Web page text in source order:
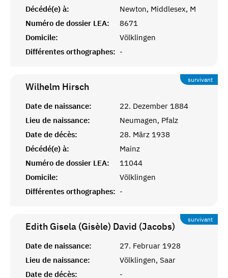
Décédé(e) à:
Newton, Middlesex, M
Numéro de dossier LEA:
8671
Domicile:
Völklingen
Différentes orthographes: -
survivant
Wilhelm Hirsch
Date de naissance:
22. Dezember 1884
Lieu de naissance:
Neumagen, Pfalz
Date de décès:
28. März 1938
Décédé(e) à:
Mainz
Numéro de dossier LEA:
11044
Domicile:
Völklingen
Différentes orthographes: -
survivant
Edith Gisela (Gisèle) David (Jacobs)
Date de naissance:
27. Februar 1928
Lieu de naissance:
Völklingen, Saar
Date de décès:
-